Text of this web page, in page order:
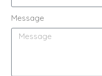
Message